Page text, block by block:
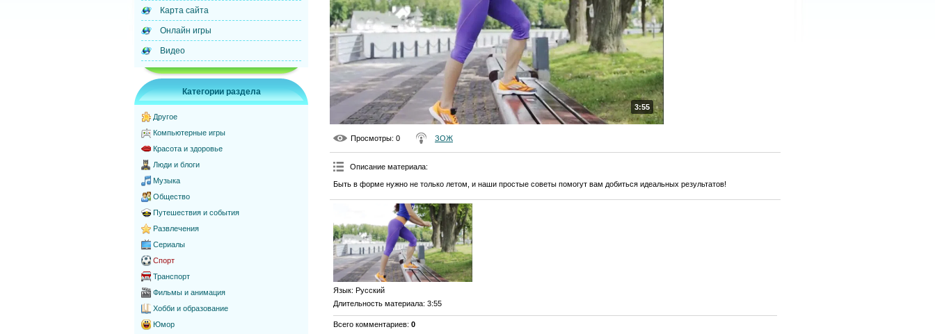
Карта сайта
Онлайн игры
Видео
Категории раздела
Другое
Компьютерные игры
Красота и здоровье
Люди и блоги
Музыка
Общество
Путешествия и события
Развлечения
Сериалы
Спорт
Транспорт
Фильмы и анимация
Хобби и образование
Юмор
3:55
Просмотры: 0 ЗОЖ
Описание материала:
Быть в форме нужно не только летом, и наши простые советы помогут вам добиться идеальных результатов!
Язык: Русский
Длительность материала: 3:55
Всего комментариев: 0